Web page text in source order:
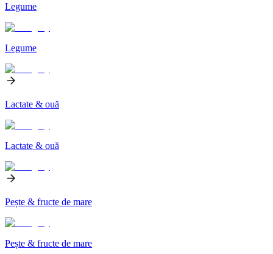
Legume
Legume
Lactate & ouă
Lactate & ouă
Pește & fructe de mare
Pește & fructe de mare